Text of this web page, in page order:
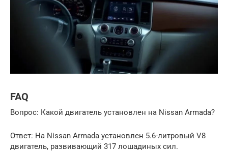
FAQ
Вопрос: Какой двигатель установлен на Nissan Armada?
Ответ: На Nissan Armada установлен 5.6-литровый V8
двигатель, развивающий 317 лошадиных сил.